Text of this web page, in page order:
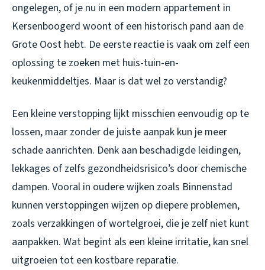
ongelegen, of je nu in een modern appartement in
Kersenboogerd woont of een historisch pand aan de
Grote Oost hebt. De eerste reactie is vaak om zelf een
oplossing te zoeken met huis-tuin-en-
keukenmiddeltjes. Maar is dat wel zo verstandig?
Een kleine verstopping lijkt misschien eenvoudig op te
lossen, maar zonder de juiste aanpak kun je meer
schade aanrichten. Denk aan beschadigde leidingen,
lekkages of zelfs gezondheidsrisico’s door chemische
dampen. Vooral in oudere wijken zoals Binnenstad
kunnen verstoppingen wijzen op diepere problemen,
zoals verzakkingen of wortelgroei, die je zelf niet kunt
aanpakken. Wat begint als een kleine irritatie, kan snel
uitgroeien tot een kostbare reparatie.